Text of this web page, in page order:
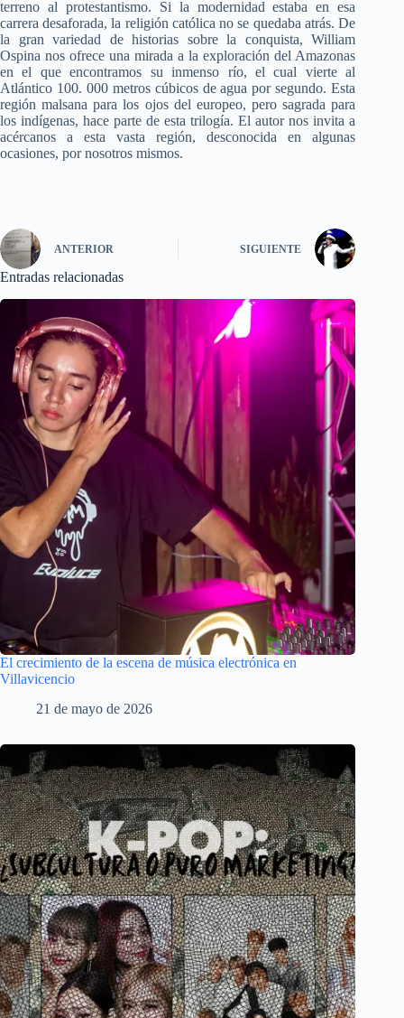
terreno al protestantismo. Si la modernidad estaba en esa
carrera desaforada, la religión católica no se quedaba atrás. De
la gran variedad de historias sobre la conquista, William
Ospina nos ofrece una mirada a la exploración del Amazonas
en el que encontramos su inmenso río, el cual vierte al
Atlántico 100. 000 metros cúbicos de agua por segundo. Esta
región malsana para los ojos del europeo, pero sagrada para
los indígenas, hace parte de esta trilogía. El autor nos invita a
acércanos a esta vasta región, desconocida en algunas
ocasiones, por nosotros mismos.
ANTERIOR SIGUIENTE
Entradas relacionadas
El crecimiento de la escena de música electrónica en
Villavicencio
21 de mayo de 2026